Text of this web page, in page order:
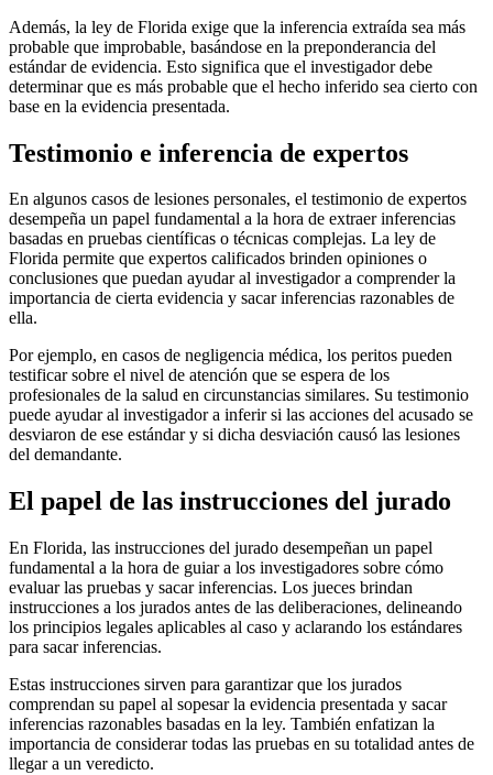
Además, la ley de Florida exige que la inferencia extraída sea más
probable que improbable, basándose en la preponderancia del
estándar de evidencia. Esto significa que el investigador debe
determinar que es más probable que el hecho inferido sea cierto con
base en la evidencia presentada.
Testimonio e inferencia de expertos
En algunos casos de lesiones personales, el testimonio de expertos
desempeña un papel fundamental a la hora de extraer inferencias
basadas en pruebas científicas o técnicas complejas. La ley de
Florida permite que expertos calificados brinden opiniones o
conclusiones que puedan ayudar al investigador a comprender la
importancia de cierta evidencia y sacar inferencias razonables de
ella.
Por ejemplo, en casos de negligencia médica, los peritos pueden
testificar sobre el nivel de atención que se espera de los
profesionales de la salud en circunstancias similares. Su testimonio
puede ayudar al investigador a inferir si las acciones del acusado se
desviaron de ese estándar y si dicha desviación causó las lesiones
del demandante.
El papel de las instrucciones del jurado
En Florida, las instrucciones del jurado desempeñan un papel
fundamental a la hora de guiar a los investigadores sobre cómo
evaluar las pruebas y sacar inferencias. Los jueces brindan
instrucciones a los jurados antes de las deliberaciones, delineando
los principios legales aplicables al caso y aclarando los estándares
para sacar inferencias.
Estas instrucciones sirven para garantizar que los jurados
comprendan su papel al sopesar la evidencia presentada y sacar
inferencias razonables basadas en la ley. También enfatizan la
importancia de considerar todas las pruebas en su totalidad antes de
llegar a un veredicto.